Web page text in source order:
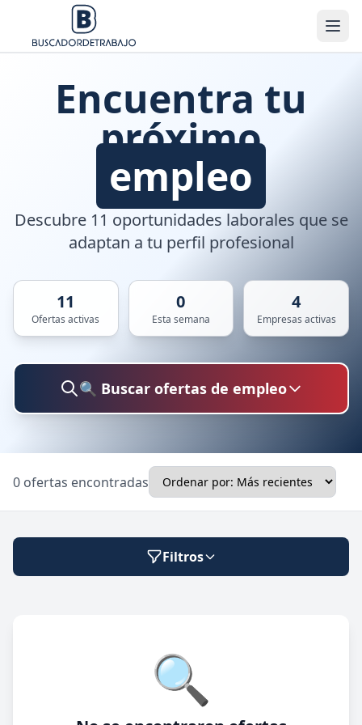
Encuentra tu
próximo
empleo
Descubre 11 oportunidades laborales que se
adaptan a tu perfil profesional
11
Ofertas activas
0
Esta semana
4
Empresas activas
🔍 Buscar ofertas de empleo
Ubicación
🔍 Buscar
0 ofertas encontradas
Filtros
Modalidad de trabajo🔍